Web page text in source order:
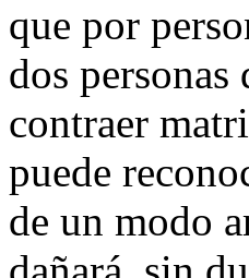
que por
dos
contraer
puede
de un modo